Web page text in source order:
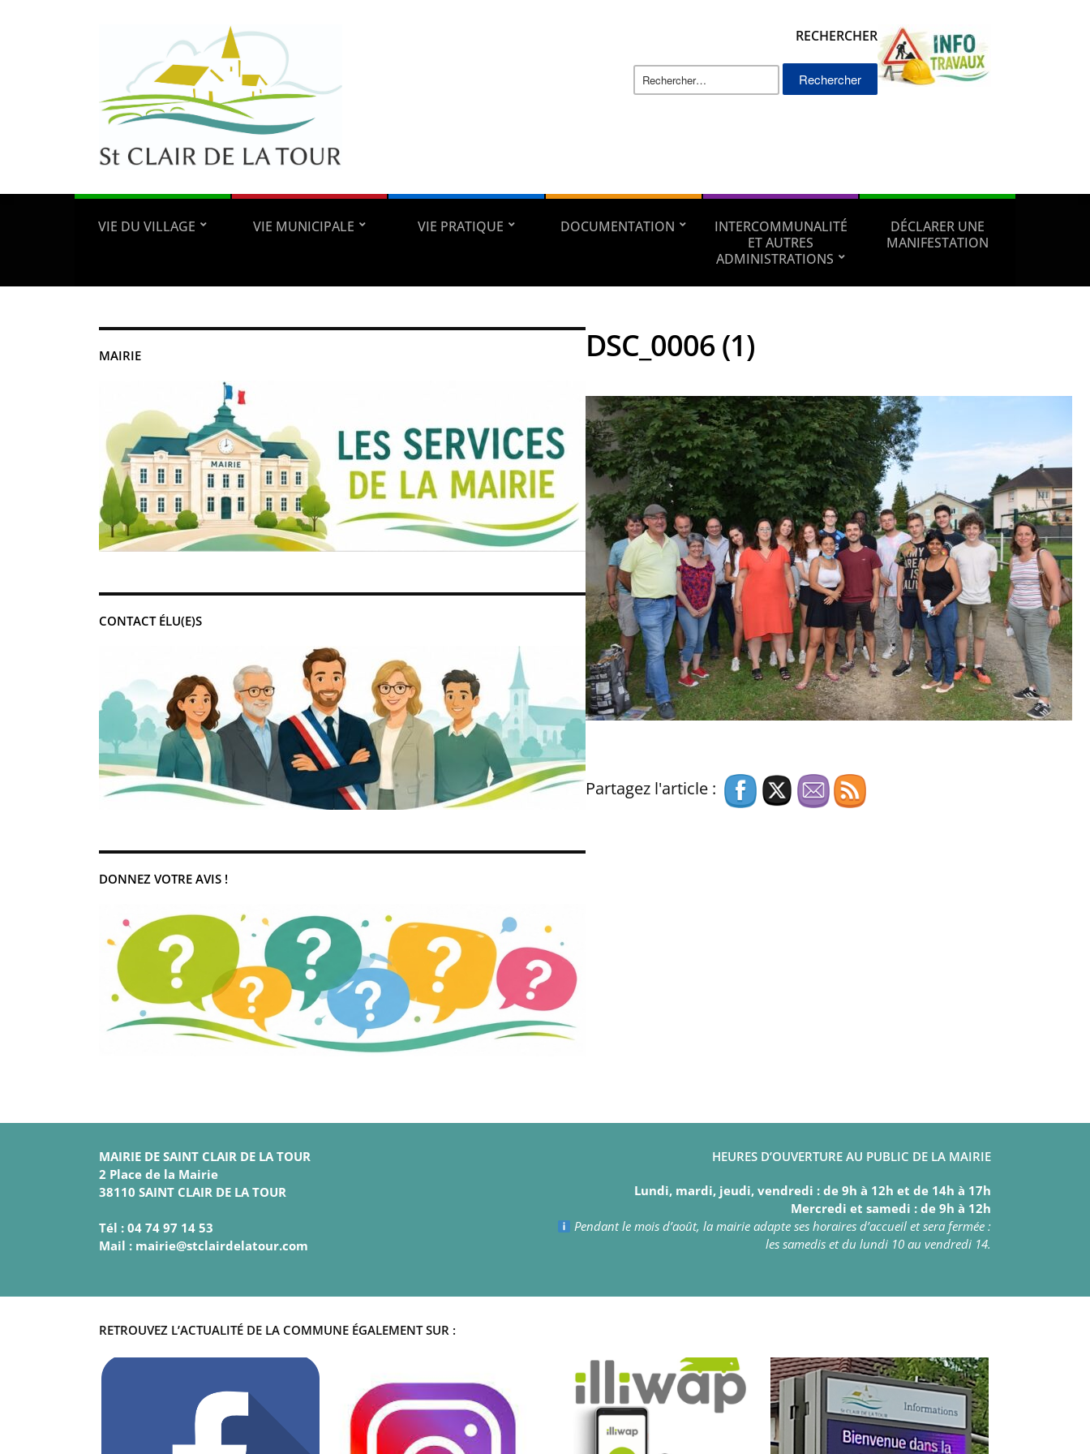
RECHERCHER
Rechercher :
VIE DU VILLAGE VIE MUNICIPALE VIE PRATIQUE DOCUMENTATION
INTERCOMMUNALITÉ
ET AUTRES
ADMINISTRATIONS
DÉCLARER UNE
MANIFESTATION
MAIRIE
CONTACT ÉLU(E)S
DONNEZ VOTRE AVIS !
DSC_0006 (1)
Partagez l'article :
MAIRIE DE SAINT CLAIR DE LA TOUR
2 Place de la Mairie
38110 SAINT CLAIR DE LA TOUR
Tél : 04 74 97 14 53
Mail : mairie@stclairdelatour.com
HEURES D’OUVERTURE AU PUBLIC DE LA MAIRIE
Lundi, mardi, jeudi, vendredi : de 9h à 12h et de 14h à 17h
Mercredi et samedi : de 9h à 12h
Pendant le mois d’août, la mairie adapte ses horaires d’accueil et sera fermée :
les samedis et du lundi 10 au vendredi 14.
RETROUVEZ L’ACTUALITÉ DE LA COMMUNE ÉGALEMENT SUR :